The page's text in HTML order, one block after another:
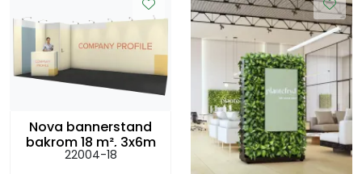
Nova bannerstand
bakrom 18 m², 3x6m
(hjørne)
22004-18